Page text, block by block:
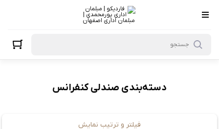
دسته‌بندی صندلی کنفرانس
فیلتر و ترتیب نمایش